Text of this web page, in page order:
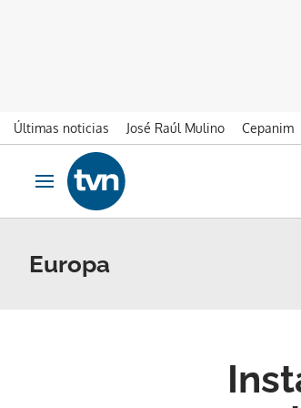
Últimas noticias José Raúl Mulino Cepanim
Ir al contenido
Obrir navegació
Europa